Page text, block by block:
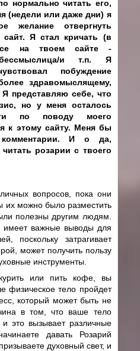
нормально читать его,
(недели или даже дни) я
желание отвергнуть
Я стал кричать (в
на твоем сайте -
и т.п. Я
побуждение
здравомыслящему,
представляю себе, что
но у меня осталось
по поводу моего
к этому сайту. Меня бы
комментарии. И о да,
розарии с твоего
вопросов, пока они
их можно было разместить
полезны другим людям.
имеет важные выводы для
поскольку затрагивает
может получить пользу
инструменты.
или пить кофе, вы
физическое тело пройдет
который может быть не
в том, что ваше тело
это вызывает различные
давать Розарий
духовный свет, и